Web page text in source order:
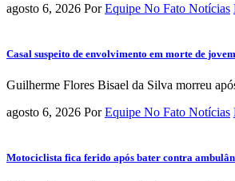
agosto 6, 2026 Por Equipe No Fato Notícias
Casal suspeito de envolvimento em morte de
Guilherme Flores Bisael da Silva morreu
agosto 6, 2026 Por Equipe No Fato Notícias
Motociclista fica ferido após bater contra